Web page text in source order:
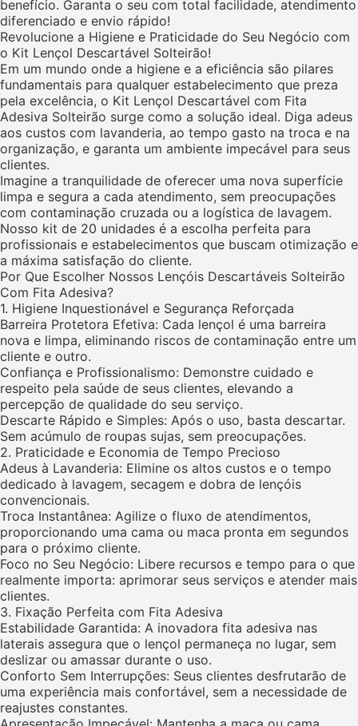
benefício. Garanta o seu com total facilidade, atendimento
diferenciado e envio rápido!
Revolucione a Higiene e Praticidade do Seu Negócio com
o Kit Lençol Descartável Solteirão!
Em um mundo onde a higiene e a eficiência são pilares
fundamentais para qualquer estabelecimento que preza
pela excelência, o Kit Lençol Descartável com Fita
Adesiva Solteirão surge como a solução ideal. Diga adeus
aos custos com lavanderia, ao tempo gasto na troca e na
organização, e garanta um ambiente impecável para seus
clientes.
Imagine a tranquilidade de oferecer uma nova superfície
limpa e segura a cada atendimento, sem preocupações
com contaminação cruzada ou a logística de lavagem.
Nosso kit de 20 unidades é a escolha perfeita para
profissionais e estabelecimentos que buscam otimização e
a máxima satisfação do cliente.
Por Que Escolher Nossos Lençóis Descartáveis Solteirão
Com Fita Adesiva?
1. Higiene Inquestionável e Segurança Reforçada
Barreira Protetora Efetiva: Cada lençol é uma barreira
nova e limpa, eliminando riscos de contaminação entre um
cliente e outro.
Confiança e Profissionalismo: Demonstre cuidado e
respeito pela saúde de seus clientes, elevando a
percepção de qualidade do seu serviço.
Descarte Rápido e Simples: Após o uso, basta descartar.
Sem acúmulo de roupas sujas, sem preocupações.
2. Praticidade e Economia de Tempo Precioso
Adeus à Lavanderia: Elimine os altos custos e o tempo
dedicado à lavagem, secagem e dobra de lençóis
convencionais.
Troca Instantânea: Agilize o fluxo de atendimentos,
proporcionando uma cama ou maca pronta em segundos
para o próximo cliente.
Foco no Seu Negócio: Libere recursos e tempo para o que
realmente importa: aprimorar seus serviços e atender mais
clientes.
3. Fixação Perfeita com Fita Adesiva
Estabilidade Garantida: A inovadora fita adesiva nas
laterais assegura que o lençol permaneça no lugar, sem
deslizar ou amassar durante o uso.
Conforto Sem Interrupções: Seus clientes desfrutarão de
uma experiência mais confortável, sem a necessidade de
reajustes constantes.